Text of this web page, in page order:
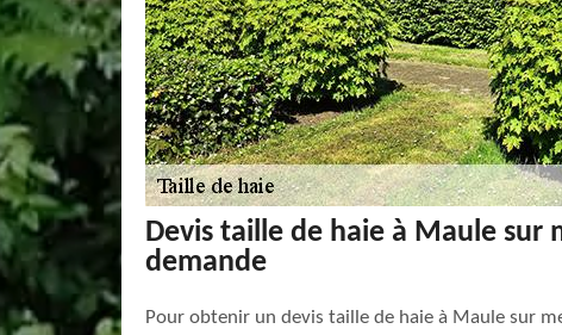
Devis taille de haie à Maule sur
demande
Pour obtenir un devis taille de haie à Maule sur